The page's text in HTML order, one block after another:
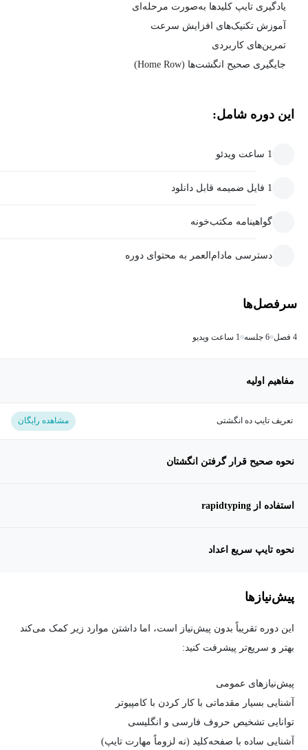
یادگیری تایپ کلیدها به‌صورت مرحله‌ای
آموزش تکنیک‌های افزایش سرعت
تمرین‌های کاربردی
جایگیری صحیح انگشت‌ها (Home Row)
این دوره شامل:
1 ساعت ویدئو
1 فایل ضمیمه قابل دانلود
گواهینامه مکتب‌خونه
دسترسی مادام‌العمر به محتوای دوره
سرفصل‌ها
4 فصل 6 جلسه 1 ساعت ویدیو
مفاهیم اولیه
تعریف تایپ ده انگشتی مشاهده رایگان
نحوه صحیح قرار گرفتن انگشتان
استفاده از rapidtyping
نحوه تایپ سریع اعداد
پیش‌نیاز‌ها
این دوره تقریباً بدون پیش‌نیاز است، اما داشتن موارد زیر کمک می‌کند
بهتر و سریع‌تر پیشرفت کنید:
پیش‌نیازهای عمومی
آشنایی بسیار مقدماتی با کار کردن با کامپیوتر
توانایی تشخیص حروف فارسی و انگلیسی
آشنایی ساده با صفحه‌کلید (نه لزوماً مهارت تایپ)